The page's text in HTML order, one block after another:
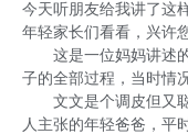
今天听朋友给我讲了这
年轻家长们看看，兴许
这是一位妈妈讲述的
子的全部过程，当时情
文文是个调皮但又聪
人主张的年轻爸爸，平